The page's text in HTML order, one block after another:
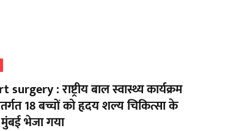
surgery : राष्ट्रीय बाल स्वास्थ्य कार्यक्रम
18 बच्चों को हृदय शल्य चिकित्सा के
भेजा गया